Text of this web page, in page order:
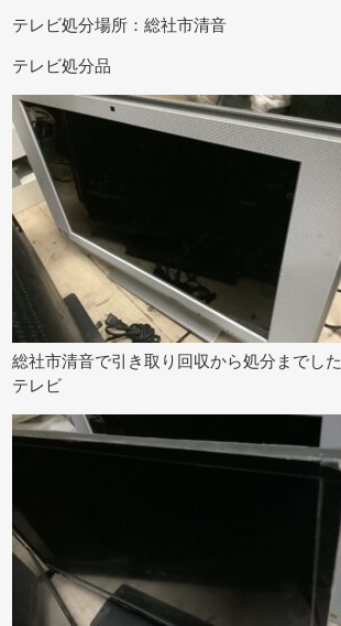
テレビ処分場所：総社市清音
テレビ処分品
総社市清音で引き取り回収から処分までした
テレビ